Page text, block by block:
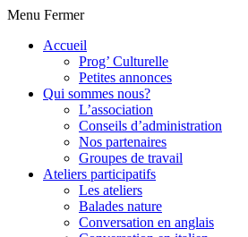
Menu Fermer
Accueil
Prog’ Culturelle
Petites annonces
Qui sommes nous?
L’association
Conseils d’administration
Nos partenaires
Groupes de travail
Ateliers participatifs
Les ateliers
Balades nature
Conversation en anglais